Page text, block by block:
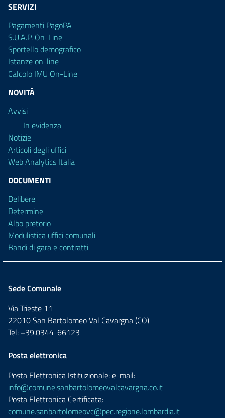
SERVIZI
Pagamenti PagoPA
S.U.A.P. On-Line
Sportello demografico
Istanze on-line
Calcolo IMU On-Line
NOVITÀ
Avvisi
In evidenza
Notizie
Articoli degli uffici
Web Analytics Italia
DOCUMENTI
Delibere
Determine
Albo pretorio
Modulistica uffici comunali
Bandi di gara e contratti
Sede Comunale
Via Trieste 11
22010 San Bartolomeo Val Cavargna (CO)
Tel: +39.0344-66123
Posta elettronica
Posta Elettronica Istituzionale: e-mail:
info@comune.sanbartolomeovalcavargna.co.it
Posta Elettronica Certificata:
comune.sanbartolomeovc@pec.regione.lombardia.it